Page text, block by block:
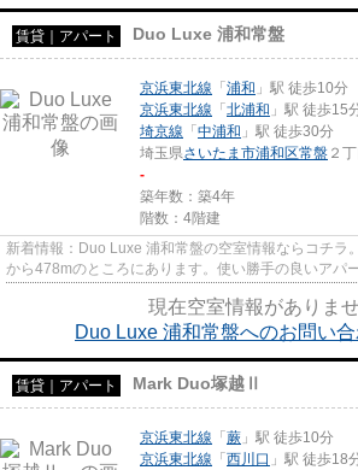
賃貸｜アパート Duo Luxe 浦和常盤
京浜東北線 「 浦和 」駅 徒歩10分
京浜東北線 「 北浦和 」駅 徒歩15
埼京線 「 中浦和 」駅 徒歩30分
埼玉県さいたま市浦和区常盤 ２
-
築年数：築4年
階数：4階建
新着情報：Duo Luxe 浦和常盤の空室情報ならコチラ
から478mのところにあります。使い勝手の良いアパ
現在空室情報がありませ
Duo Luxe 浦和常盤へのお問い
賃貸｜アパート Mark Duo塚越Ⅱ
京浜東北線 「 蕨 」駅 徒歩10分
京浜東北線 「 西川口 」駅 徒歩18